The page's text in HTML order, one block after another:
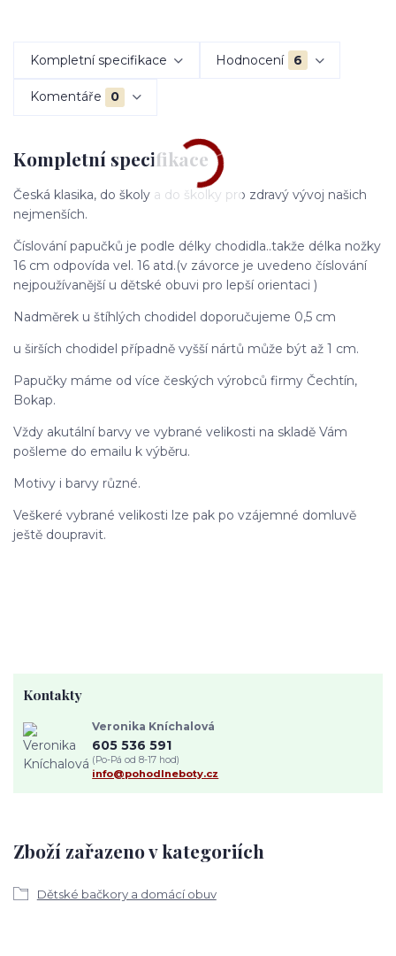
Kompletní specifikace Hodnocení 6
Komentáře 0
Kompletní specifikace
Česká klasika, do školy a do školky pro zdravý vývoj našich
nejmenších.
Číslování papučků je podle délky chodidla..takže délka nožky
16 cm odpovída vel. 16 atd.(v závorce je uvedeno číslování
nejpoužívanější u dětské obuvi pro lepší orientaci )
Nadměrek u štíhlých chodidel doporučujeme 0,5 cm
u širších chodidel případně vyšší nártů může být až 1 cm.
Papučky máme od více českých výrobců firmy Čechtín,
Bokap.
Vždy akutální barvy ve vybrané velikosti na skladě Vám
pošleme do emailu k výběru.
Motivy i barvy různé.
Veškeré vybrané velikosti lze pak po vzájemné domluvě
ještě doupravit.
Zboží zařazeno v kategoriích
Dětské bačkory a domácí obuv
Kontakty
Veronika Kníchalová
605 536 591
(Po-Pá od 8-17 hod)
info@pohodlneboty.cz